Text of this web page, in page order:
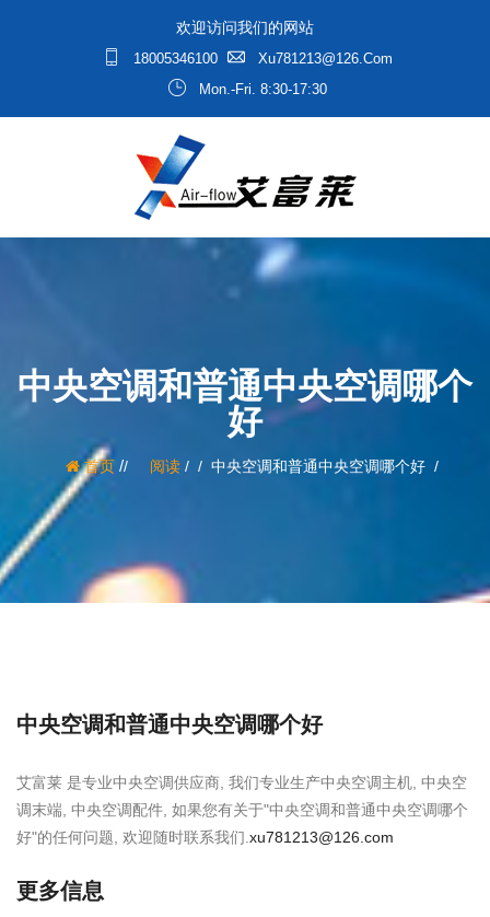
欢迎访问我们的网站
18005346100
Xu781213@126.com
Mon.-Fri. 8:30-17:30
中央空调和普通中央空调哪个
好
首页/ 阅读/ 中央空调和普通中央空调哪个好
中央空调和普通中央空调哪个好
艾富莱 是专业中央空调供应商, 我们专业生产中央空调主机, 中央空
调末端, 中央空调配件, 如果您有关于"中央空调和普通中央空调哪个
好"的任何问题, 欢迎随时联系我们. xu781213@126.com
更多信息